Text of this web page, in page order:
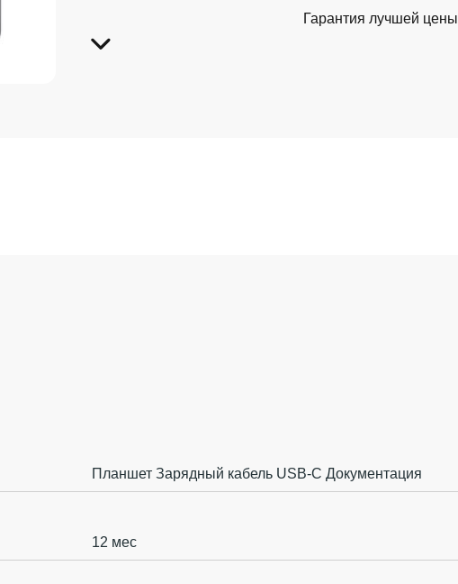
Гарантия лучшей цены
Планшет Зарядный кабель USB‑C Документация
12 мес